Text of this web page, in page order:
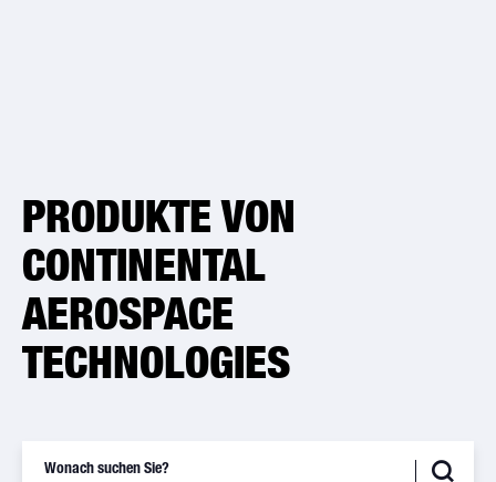
PRODUKTE VON
CONTINENTAL
AEROSPACE
TECHNOLOGIES